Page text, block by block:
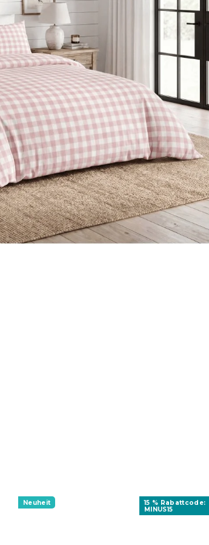
Neuheit
15 % Rabattcode:
MINUS15